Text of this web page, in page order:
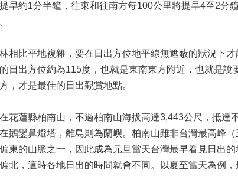
早約1分半鐘，往東和往南方每100公里將提早4至2分
相比平地複雜，要在日出方位地平線無遮蔽的狀況下
日出方位約為115度，也就是東南東方附近，也就是說
，才是最佳的日出觀賞地點。
花蓮縣柏南山，不過柏南山海拔高達3,443公尺，抵達
鵝鑾鼻燈塔，離島則為蘭嶼。柏南山雖非台灣最高峰
東的山脈之一，因此成為元旦當天台灣最早看見日出的
北，這時各地日出的時間就會不同。以夏至當天為例